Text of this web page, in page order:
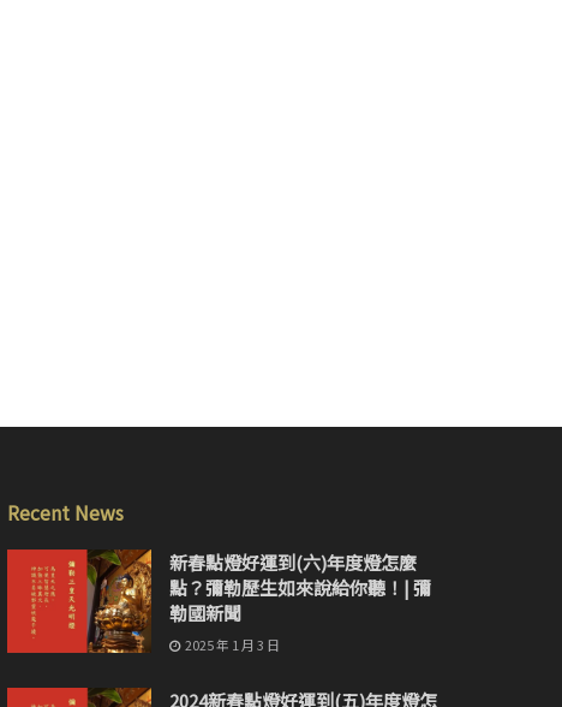
Recent News
新春點燈好運到(六)年度燈怎麼
點？彌勒歷生如來說給你聽！| 彌
勒國新聞
2025 年 1 月 3 日
2024新春點燈好運到(五)年度燈怎